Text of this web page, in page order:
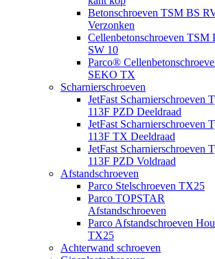
Betonschroeven TSM BS
Verzonken
Cellenbetonschroeven TSM
SW 10
Parco®
SEKO TX
Scharnierschroeven
JetFast Scharnierschroeven
113F PZD Deeldraad
JetFast Scharnierschroeven
113F TX Deeldraad
JetFast Scharnierschroeven
113F PZD Voldraad
Afstandschroeven
Parco Stelschroeven TX25
Parco TOPSTAR
Afstandschroeven
Parco Afstandschroeven
TX25
Achterwand schroeven